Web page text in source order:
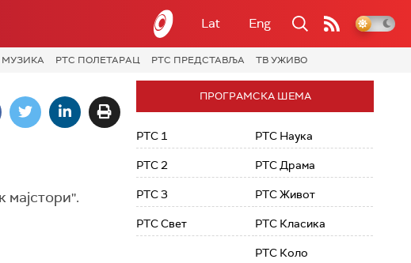
Lat Eng
МУЗИКА РТС ПОЛЕТАРАЦ РТС ПРЕДСТАВЉА ТВ УЖИВО
ПРОГРАМСКА ШЕМА
РТС 1
РТС 2
РТС 3
РТС Свет
РТС Наука
РТС Драма
РТС Живот
РТС Класика
РТС Коло